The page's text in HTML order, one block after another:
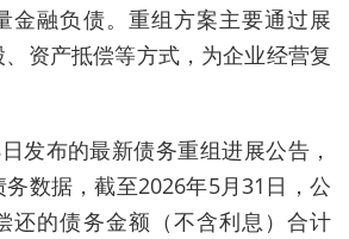
金融负债。重组方案主要通过展
资产抵偿等方式，为企业经营复
发布的最新债务重组进展公告，
数据，截至2026年5月31日，公
还的债务金额（不含利息）合计